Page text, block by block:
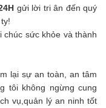
gửi lời tri ân đến quý
sức khỏe và thành
lại sự an toàn, an tâm
tôi không ngừng cung
vụ,quản lý an ninh tốt